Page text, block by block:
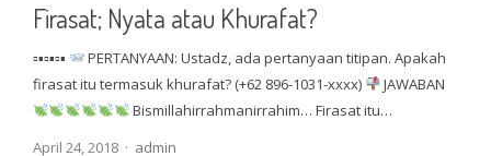
Firasat; Nyata atau Khurafat?
▫▪▫▪▫▪
PERTANYAAN: Ustadz, ada pertanyaan titipan. Apakah
firasat itu termasuk khurafat? (+62 896-1031-xxxx)
JAWABAN
Bismillahirrahmanirrahim… Firasat itu…
April 24, 2018
Author
admin